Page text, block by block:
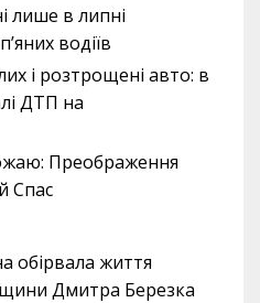
лише в липні
водіїв
і розтрощені авто: в
ДТП на
Преображення
Спас
обірвала життя
Дмитра Березка